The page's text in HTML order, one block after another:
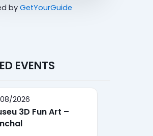
by GetYourGuide
EVENTS
2026
3D Fun Art –